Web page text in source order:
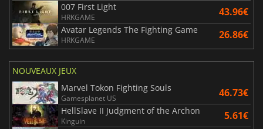
007 First Light
HRKGAME 43.96€
Avatar Legends The Fighting Game
HRKGAME 26.86€
NOUVEAUX JEUX
Marvel Tokon Fighting Souls
Gamesplanet US 46.73€
HellSlave II Judgment of the Archon
Kinguin 5.61€